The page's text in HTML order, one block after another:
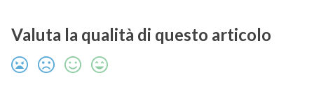
Valuta la qualità di questo articolo